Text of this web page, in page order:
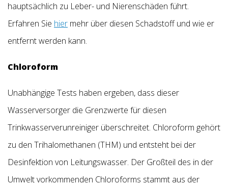
hauptsächlich zu Leber- und Nierenschäden führt.
Erfahren Sie hier mehr über diesen Schadstoff und wie er
entfernt werden kann.
Chloroform
Unabhängige Tests haben ergeben, dass dieser
Wasserversorger die Grenzwerte für diesen
Trinkwasserverunreiniger überschreitet. Chloroform gehört
zu den Trihalomethanen (THM) und entsteht bei der
Desinfektion von Leitungswasser. Der Großteil des in der
Umwelt vorkommenden Chloroforms stammt aus der